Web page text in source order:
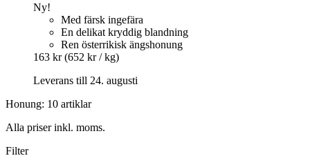
Ny!
Med färsk ingefära
En delikat kryddig blandning
Ren österrikisk ängshonung
163 kr (652 kr / kg)
Leverans till 24. augusti
Honung: 10 artiklar
Alla priser inkl. moms.
Filter